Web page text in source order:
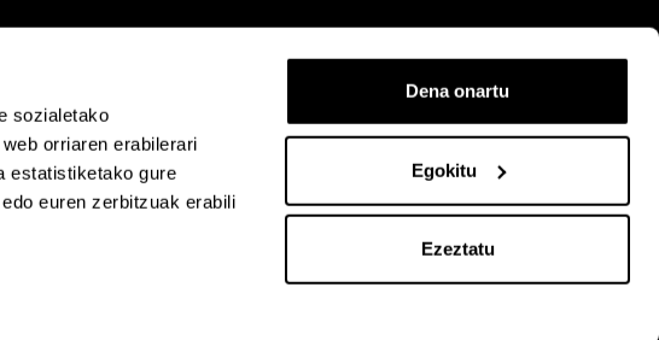
sozialetako
orriaren erabilerari
estatistiketako gure
euren zerbitzuak erabili
Dena onartu
Egokitu
Ezeztatu
Lege oharra Laguntza Kontaktua
Bluesky-nEHU Facebook-enEHU Linkedin-enEHU Instagram-enEHU Youtube-enEHU Vimeo-enEHU Flickr-en